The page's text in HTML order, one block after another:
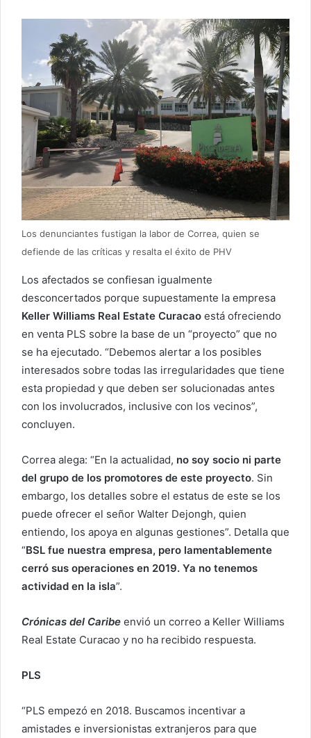
Los denunciantes fustigan la labor de Correa, quien se
defiende de las críticas y resalta el éxito de PHV
Los afectados se confiesan igualmente
desconcertados porque supuestamente la empresa
Keller Williams Real Estate Curacao está ofreciendo
en venta PLS sobre la base de un “proyecto” que no
se ha ejecutado. “Debemos alertar a los posibles
interesados sobre todas las irregularidades que tiene
esta propiedad y que deben ser solucionadas antes
con los involucrados, inclusive con los vecinos”,
concluyen.
Correa alega: “En la actualidad, no soy socio ni parte
del grupo de los promotores de este proyecto. Sin
embargo, los detalles sobre el estatus de este se los
puede ofrecer el señor Walter Dejongh, quien
entiendo, los apoya en algunas gestiones”. Detalla que
“BSL fue nuestra empresa, pero lamentablemente
cerró sus operaciones en 2019. Ya no tenemos
actividad en la isla”.
Crónicas del Caribe envió un correo a Keller Williams
Real Estate Curacao y no ha recibido respuesta.
PLS
“PLS empezó en 2018. Buscamos incentivar a
amistades e inversionistas extranjeros para que